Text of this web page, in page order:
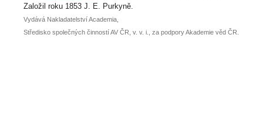
posteru je už 30. června.
Založil roku 1853 J. E. Purkyně.
Vydává Nakladatelství Academia,
Středisko společných činností AV ČR, v. v. i., za podpory Akademie věd ČR.